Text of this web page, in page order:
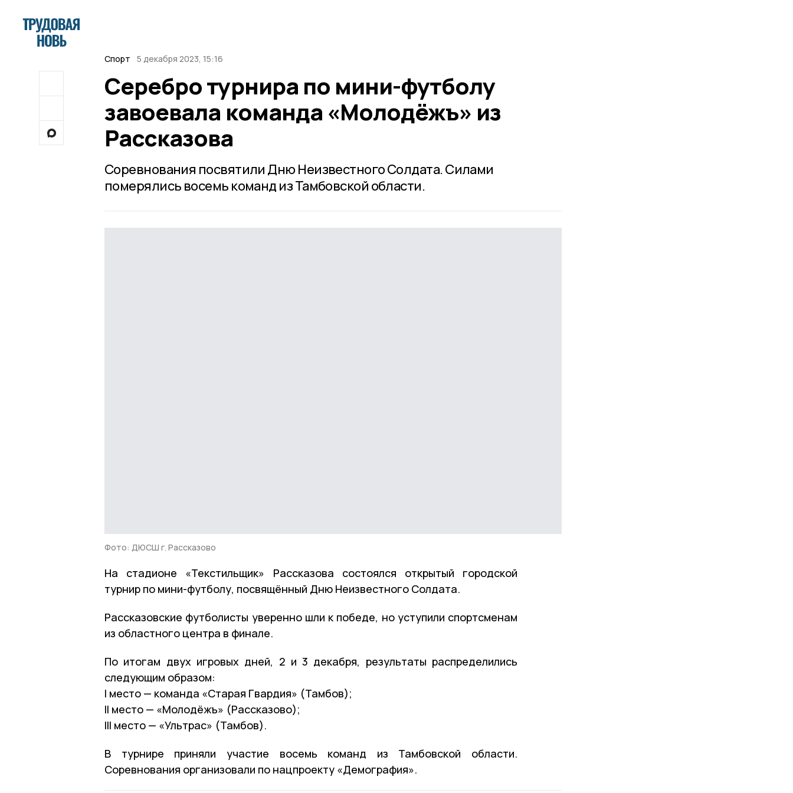
Спорт 5 декабря 2023, 15:16
Серебро турнира по мини-футболу
завоевала команда «Молодёжъ» из
Рассказова
Соревнования посвятили Дню Неизвестного Солдата. Силами
померялись восемь команд из Тамбовской области.
Фото: ДЮСШ г. Рассказово
На стадионе «Текстильщик» Рассказова состоялся открытый городской
турнир по мини-футболу, посвящённый Дню Неизвестного Солдата.
Рассказовские футболисты уверенно шли к победе, но уступили спортсменам
из областного центра в финале.
По итогам двух игровых дней, 2 и 3 декабря, результаты распределились
следующим образом:
I место — команда «Старая Гвардия» (Тамбов);
II место — «Молодёжъ» (Рассказово);
III место — «Ультрас» (Тамбов).
В турнире приняли участие восемь команд из Тамбовской области.
Соревнования организовали по нацпроекту «Демография».